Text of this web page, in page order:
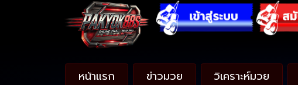
หน้าแรก ข่าวมวย วิเคราะห์มวย